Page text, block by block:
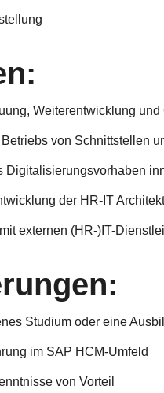
Weiterentwicklung
von Schnittstellen
Digitalisierungsvorhaben
der HR-IT
externen (HR-)IT-
Studium oder eine
im SAP HCM-Umfeld
von Vorteil